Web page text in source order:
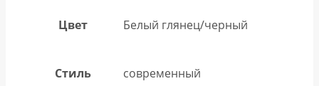
Цвет Белый глянец/черный
Стиль современный